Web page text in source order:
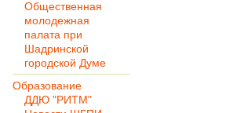
Общественная
молодежная
палата при
Шадринской
городской Думе
Образование
ДДЮ "РИТМ"